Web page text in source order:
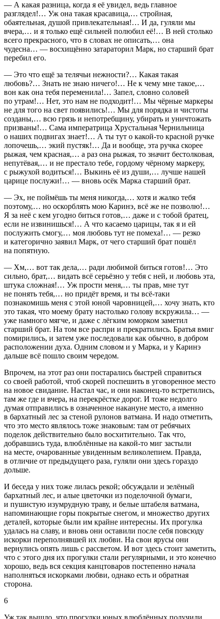
— А какая разница, когда я её увидел, ведь главное
разглядел!… Уж она такая красавица,… стройная,
обаятельная, душой привлекательная!… И да, гуляли мы
вчера,… и я только ещё сильней полюбил её!… В ней столько
всего прекрасного, что в словах не описать,… она
чудесна… — восхищённо затараторил Марк, но старший брат
перебил его.
— Это что ещё за телячьи нежности?… Какая такая
любовь?… Знать не знаю ничего!… Не к чему мне такое,…
вон как она тебя переменила!… Запел, словно соловей
по утрам!… Нет, это нам не подходит!… Мы чёрные маркеры
не для того на свет появились!… Мы для порядка и чистоты
созданы,… всю грязь и непотребщину, убирать и уничтожать
призваны!… Сама императрица Хрустальная Чернильница
о наших подвигах знает!… А ты тут о какой-то красной ручке
лопочешь,… экий пустяк!… Да и вообще, эта ручка скорее
рыжая, чем красная,… а раз она рыжая, то значит бестолковая,
непутёвая,… и не престало тебе, гордому чёрному маркеру,
с рыжухой водиться!… Выкинь её из души,… лучше нашей
царице послужи!… — вновь осёк Марка старший брат.
— Эх, не поймёшь ты меня никогда,… хотя и жалко тебя
поэтому,… но оскорблять мою Каринэ, всё же не позволю!…
Я за неё с кем угодно биться готов,… даже и с тобой братец,
если не извинишься!… А что касаемо царицы, так я и ей
послужить смогу,… моя любовь тут не помеха!… — резко
и категорично заявил Марк, от чего старший брат пошёл
на попятную.
— Хм,… вот так дела,… ради любимой биться готов!… Это
сильно, брат,… видать всё серьёзно у тебя с ней, и любовь эта,
штука сложная!… Уж прости меня,… ты прав, мне тут
не понять тебя,… но придёт время, и ты всё-таки
познакомишь меня с этой юной чаровницей,… хочу знать, кто
это такая, что моему брату настолько голову вскружила… —
уже намного мягче, и даже с лёгким юморком заметил
старший брат. На том все распри и прекратились. Братья вмиг
помирились, и затем уже последовали как обычно, в добром
расположении духа. Одним словом и у Марка, и у Каринэ
дальше всё пошло своим чередом.
Впрочем, на этот раз они постарались быстрей справиться
со своей работой, чтоб скорей поспешить в уговоренное место
на новое свидание. Настал час, и они наконец-то встретились,
там же где и вчера, на перекрёстке дорог. И тоже недолго
думая отправились в означенное накануне место, а именно
в бархатный лес за стеной рулонов ватмана. И надо отметить,
что это место являлось тоже знаковым: там от ребячьих
поделок действительно было восхитительно. Так что,
добравшись туда, влюблённые на какой-то миг застыли
на месте, очарованные увиденным великолепием. Правда,
в отличие от предыдущего раза, гуляли они здесь гораздо
дольше.
И беседа у них тоже лилась рекой; обсуждали и зелёный
бархатный лес, и алые цветочки из поделочной бумаги,
и пушистую изумрудную траву, и белые штабеля ватмана,
напоминающие горы покрытые снегом, и множество других
деталей, которые были им крайне интересны. Их прогулка
удалась на славу, и вновь они оставили после себя повсюду
искорки переполнявшей их любви. На свои ярусы они
вернулись опять лишь с рассветом. И вот здесь стоит заметить,
что с этого дня их прогулки стали регулярными, и это конечно
хорошо, ведь вся секция канцтоваров постепенно начала
наполняться искорками любви, однако есть и обратная
сторона.
6